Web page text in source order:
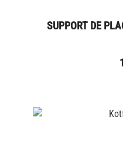
SUPPORT DE